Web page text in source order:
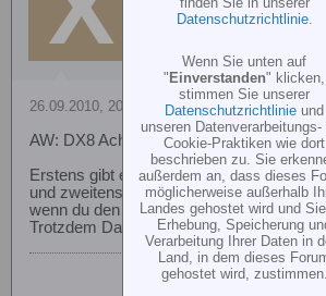
26.09.2010, 20:42
AW: DX8 Achtung Softwarbug
Erstens gibt es schon einen Thread mit
und zweitens ist das schon bekannt.
wenn du den Thread gesucht hättest.
Trotzdem Danke.
Datenschutzrichtlinie.
Wenn Sie unten auf
" Einverstanden" klicken,
stimmen Sie unserer
Datenschutzrichtlinie und
unseren Datenverarbeitungs-
Cookie-Praktiken wie dort
beschrieben zu. Sie
außerdem an, dass dieses
möglicherweise außerhalb
Landes gehostet wird und
Erhebung, Speicherung
Verarbeitung Ihrer Daten in
Land, in dem dieses
gehostet wird, zustimmen.